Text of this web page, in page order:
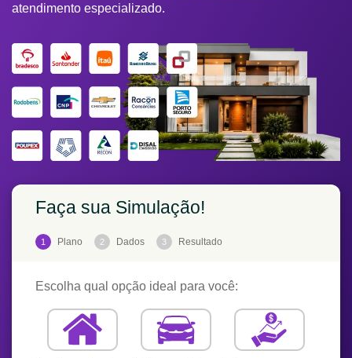
atendimento especializado.
Faça sua Simulação!
1 Plano 2 Dados 3 Resultado
Escolha qual opção ideal para você: